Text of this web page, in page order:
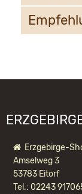
KWO
Erzgebirge-
Amselweg 3
53783 Eitorf
Tel.: 02243